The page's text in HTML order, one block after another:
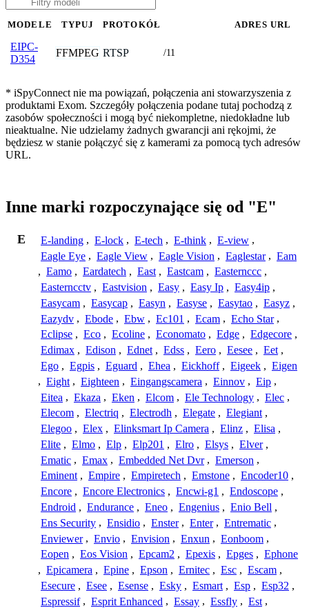
MODELE TYPUJ PROTOKÓŁ ADRES URL
EIPC-
D354
FFMPEG RTSP /11
* iSpyConnect nie ma powiązań, połączenia ani stowarzyszenia z
produktami Exom. Szczegóły połączenia podane tutaj pochodzą z
zasobów społeczności i mogą być niekompletne, niedokładne lub
nieaktualne. Nie udzielamy żadnych gwarancji ani rękojmi, że
będziesz w stanie połączyć się z kamerami za pomocą tych adresów
URL.
Inne marki rozpoczynające się od "E"
E E-landing , E-lock , E-tech , E-think , E-view ,
Eagle Eye , Eagle View , Eagle Vision , Eaglestar , Eam
, Eamo , Eardatech , East , Eastcam , Easternccc ,
Easterncctv , Eastvision , Easy , Easy Ip , Easy4ip ,
Easycam , Easycap , Easyn , Easyse , Easytao , Easyz ,
Eazydv , Ebode , Ebw , Ec101 , Ecam , Echo Star ,
Eclipse , Eco , Ecoline , Economato , Edge , Edgecore ,
Edimax , Edison , Ednet , Edss , Eero , Eesee , Eet ,
Ego , Egpis , Eguard , Ehea , Eickhoff , Eigeek , Eigen
, Eight , Eighteen , Eingangscamera , Einnov , Eip ,
Eitea , Ekaza , Eken , Elcom , Ele Technology , Elec ,
Elecom , Electriq , Electrodh , Elegate , Elegiant ,
Elegoo , Elex , Elinksmart Ip Camera , Elinz , Elisa ,
Elite , Elmo , Elp , Elp201 , Elro , Elsys , Elver ,
Ematic , Emax , Embedded Net Dvr , Emerson ,
Eminent , Empire , Empiretech , Emstone , Encoder10 ,
Encore , Encore Electronics , Encwi-g1 , Endoscope ,
Endroid , Endurance , Eneo , Engenius , Enio Bell ,
Ens Security , Ensidio , Enster , Enter , Entrematic ,
Enviewer , Envio , Envision , Enxun , Eonboom ,
Eopen , Eos Vision , Epcam2 , Epexis , Epges , Ephone
, Epicamera , Epine , Epson , Ernitec , Esc , Escam ,
Esecure , Esee , Esense , Esky , Esmart , Esp , Esp32 ,
Espressif , Esprit Enhanced , Essay , Essfly , Est ,